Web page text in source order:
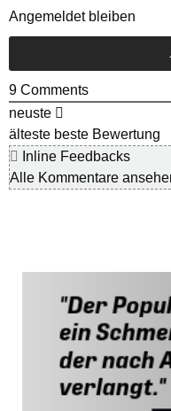
Angemeldet bleiben
9 Comments
neuste
älteste beste Bewertung
Inline Feedbacks
Alle Kommentare